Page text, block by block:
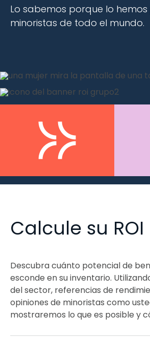
Lo sabemos porque lo
minoristas de todo el mundo.
Calcule su ROI
Descubra cuánto potencial de
esconde en su inventario.
del sector, referencias de
opiniones de minoristas como
mostraremos lo que es posible y